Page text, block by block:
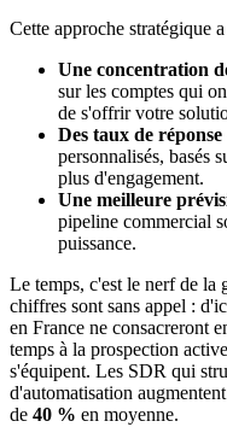
Cette approche stratégique
Une concentration
sur les comptes qui
de s'offrir votre
Des taux de
personnalisés, basés
plus d'engagement.
Une meilleure
pipeline commercial
puissance.
Le temps, c'est le nerf de la
chiffres sont sans appel :
en France ne consacreront
temps à la prospection
s'équipent. Les SDR qui
d'automatisation
de 40 % en moyenne.